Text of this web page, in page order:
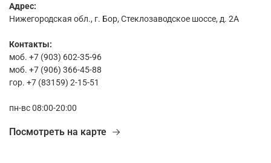
Адрес:
Нижегородская обл., г. Бор, Стеклозаводское шоссе, д. 2А
Контакты:
моб. +7 (903) 602-35-96
моб. +7 (906) 366-45-88
гор. +7 (83159) 2-15-51
пн-вс 08:00-20:00
Посмотреть на карте